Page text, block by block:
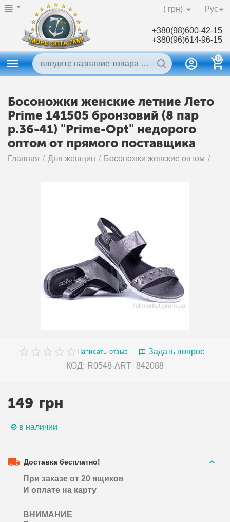
Рус
( грн)
+380(98)600-42-15
+380(96)614-96-15
0
Босоножки женские летние Лето
Prime 141505 бронзовий (8 пар
р.36-41) "Prime-Opt" недорого
оптом от прямого поставщика
Главная / Для женщин / Босоножки женские оптом /
Написать отзыв
Задать вопрос
КОД: R0548-ART_842088
149 грн
в наличии
Доставка бесплатно!
При заказе от 20 ящиков
И оплате на карту
ВНИМАНИЕ